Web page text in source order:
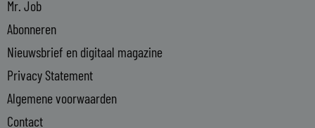
Mr. Job
Abonneren
Nieuwsbrief en digitaal magazine
Privacy Statement
Algemene voorwaarden
Contact